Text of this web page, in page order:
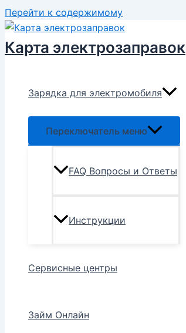
Перейти к содержимому
Карта электрозаправок
Зарядка для электромобиля
Переключатель меню
FAQ Вопросы и Ответы
Инструкции
Сервисные центры
Займ Онлайн